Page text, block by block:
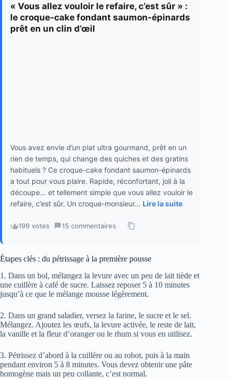
« Vous allez vouloir le refaire, c’est sûr » :
le croque-cake fondant saumon-épinards
prêt en un clin d’œil
Vous avez envie d’un plat ultra gourmand, prêt en un
rien de temps, qui change des quiches et des gratins
habituels ? Ce croque-cake fondant saumon-épinards
a tout pour vous plaire. Rapide, réconfortant, joli à la
découpe… et tellement simple que vous allez vouloir le
refaire, c’est sûr. Un croque-monsieur… Lire la suite
199 votes · 15 commentaires ·
Étapes clés : du pétrissage à la première pousse
1. Dans un bol, mélangez la levure avec un peu de lait tiède et
une cuillère à café de sucre. Laissez reposer 5 à 10 minutes
jusqu’à ce que le mélange mousse légèrement.
2. Dans un grand saladier, versez la farine, le sucre et le sel.
Mélangez. Ajoutez les œufs, la levure activée, le reste de lait,
la vanille et la fleur d’oranger ou le rhum si vous en utilisez.
3. Pétrissez d’abord à la cuillère ou au robot, puis à la main
pendant environ 5 à 8 minutes. Vous devez obtenir une pâte
homogène mais un peu collante, c’est normal.